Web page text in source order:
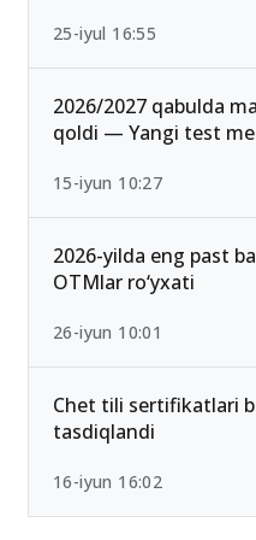
Ichki ishlar vazirligi
2026 rasman e’lon
25-iyul 16:55
2026/2027 qabulda
qoldi — Yangi test
15-iyun 10:27
2026-yilda eng past
OTMlar ro‘yxati
26-iyun 10:01
Chet tili sertifikatlari
tasdiqlandi